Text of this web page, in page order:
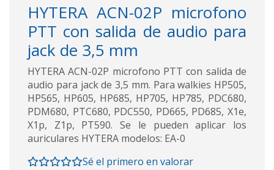
HYTERA ACN-02P microfono
PTT con salida de audio para
jack de 3,5 mm
HYTERA ACN-02P microfono PTT con salida de
audio para jack de 3,5 mm. Para walkies HP505,
HP565, HP605, HP685, HP705, HP785, PDC680,
PDM680, PTC680, PDC550, PD665, PD685, X1e,
X1p, Z1p, PT590. Se le pueden aplicar los
auriculares HYTERA modelos: EA-0
Sé el primero en valorar